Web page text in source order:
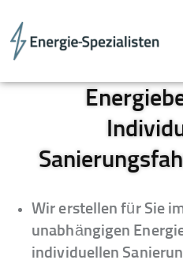
Wir erstellen für Sie
unabhängigen
individuellen